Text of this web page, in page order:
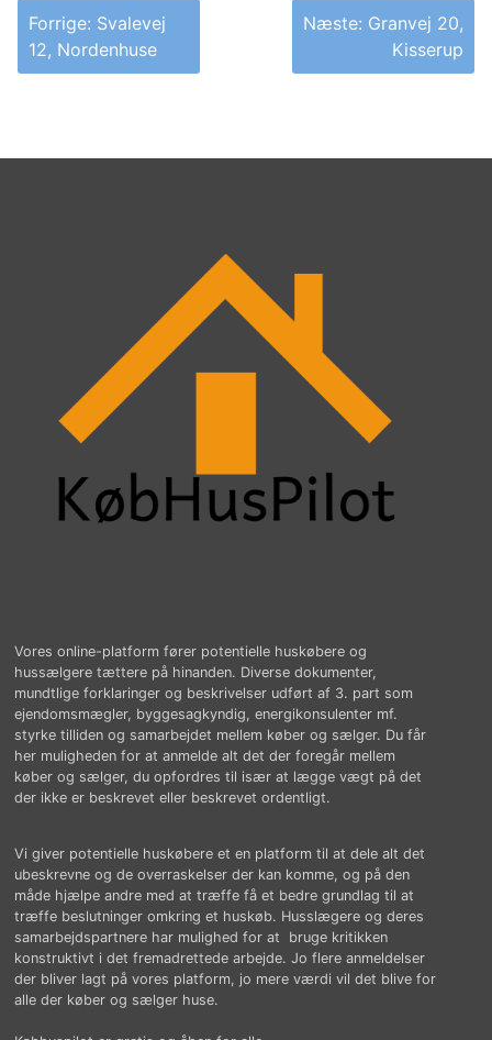
Indlægsnavigation
Forrige: Svalevej
12, Nordenhuse
Næste: Granvej 20,
Kisserup
Vores online-platform fører potentielle huskøbere og
hussælgere tættere på hinanden. Diverse dokumenter,
mundtlige forklaringer og beskrivelser udført af 3. part som
ejendomsmægler, byggesagkyndig, energikonsulenter mf.
styrke tilliden og samarbejdet mellem køber og sælger. Du får
her muligheden for at anmelde alt det der foregår mellem
køber og sælger, du opfordres til især at lægge vægt på det
der ikke er beskrevet eller beskrevet ordentligt.
Vi giver potentielle huskøbere et en platform til at dele alt det
ubeskrevne og de overraskelser der kan komme, og på den
måde hjælpe andre med at træffe få et bedre grundlag til at
træffe beslutninger omkring et huskøb. Husslægere og deres
samarbejdspartnere har mulighed for at bruge kritikken
konstruktivt i det fremadrettede arbejde. Jo flere anmeldelser
der bliver lagt på vores platform, jo mere værdi vil det blive for
alle der køber og sælger huse.